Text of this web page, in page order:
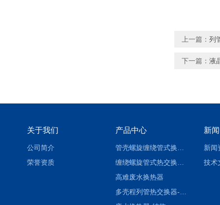
上一篇： 列
下一篇： 液
关于我们
公司简介
荣誉资质
产品中心
高难废水换热器
新
新闻
技术